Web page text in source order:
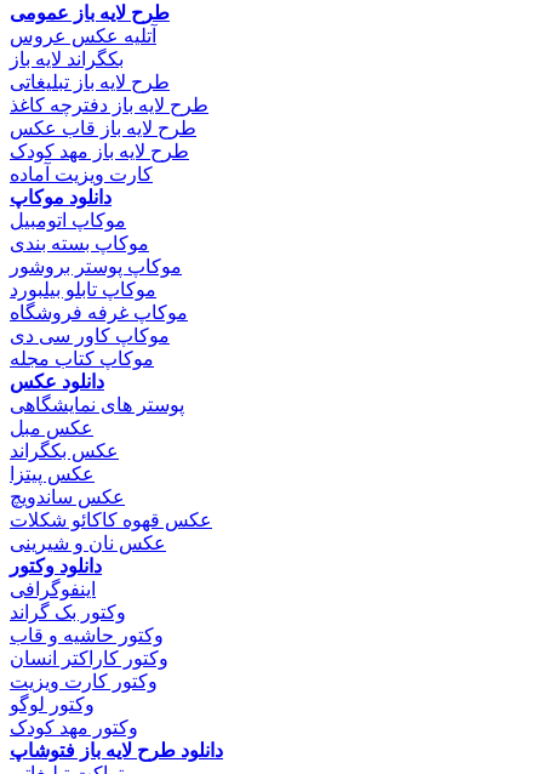
طرح لایه باز عمومی
آتلیه عکس عروس
بکگراند لایه باز
طرح لایه باز تبلیغاتی
طرح لایه باز دفترچه کاغذ
طرح لایه باز قاب عکس
طرح لایه باز مهد کودک
کارت ویزیت آماده
دانلود موکاپ
موکاپ اتومبیل
موکاپ بسته بندی
موکاپ پوستر بروشور
موکاپ تابلو بیلبورد
موکاپ غرفه فروشگاه
موکاپ کاور سی دی
موکاپ کتاب مجله
دانلود عکس
پوستر های نمایشگاهی
عکس مبل
عکس بکگراند
عکس پیتزا
عکس ساندویچ
عکس قهوه کاکائو شکلات
عکس نان و شیرینی
دانلود وکتور
اینفوگرافی
وکتور بک گراند
وکتور حاشیه و قاب
وکتور کاراکتر انسان
وکتور کارت ویزیت
وکتور لوگو
وکتور مهد کودک
دانلود طرح لایه باز فتوشاپ